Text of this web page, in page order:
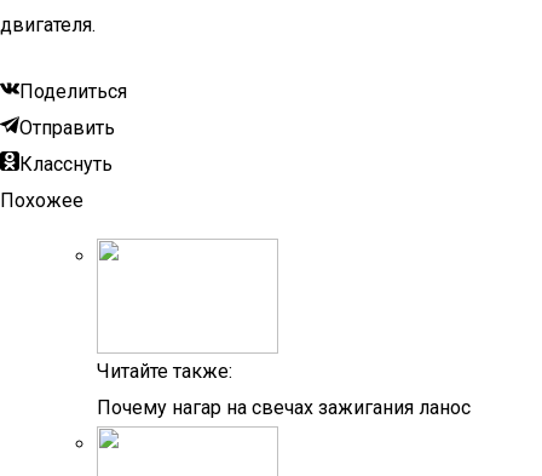
двигателя.
Поделиться
Отправить
Класснуть
Похожее
Читайте также:
Почему нагар на свечах зажигания ланос